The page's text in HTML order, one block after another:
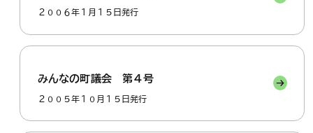
２００６年１月１５日発行
みんなの町議会 第４号
２００５年１０月１５日発行